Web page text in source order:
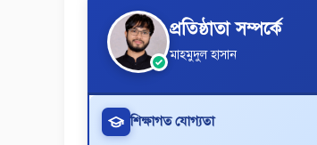
প্রতিষ্ঠাতা সম্পর্কে
মাহমুদুল হাসান
শিক্ষাগত যোগ্যতা